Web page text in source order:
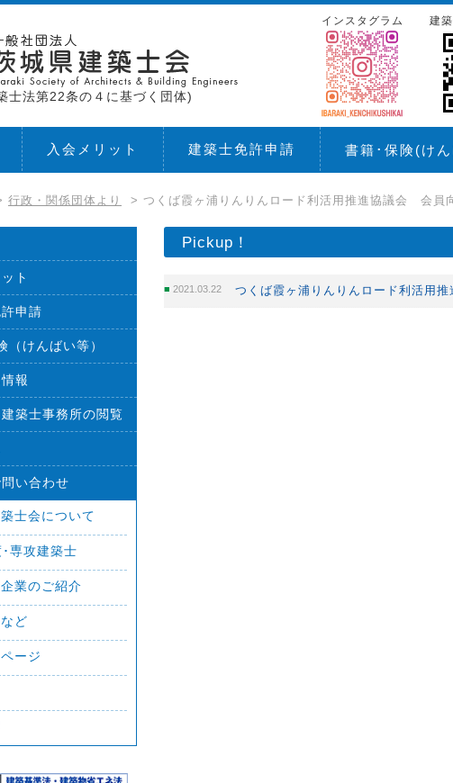
士法第22条の４に基づく団体)
建
インスタグラム
入会メリット 建築士免許申請 書籍･保険(け
行政・関係団体より > つくば霞ヶ浦りんりんロード利活用推進協議会 会員
Pickup！
2021.03.22 つくば霞ヶ浦りんりんロード利活用
ト
申請
（けんばい等）
報
築士事務所の閲覧
問い合わせ
士会について
専攻建築士
業のご紹介
ど
ージ